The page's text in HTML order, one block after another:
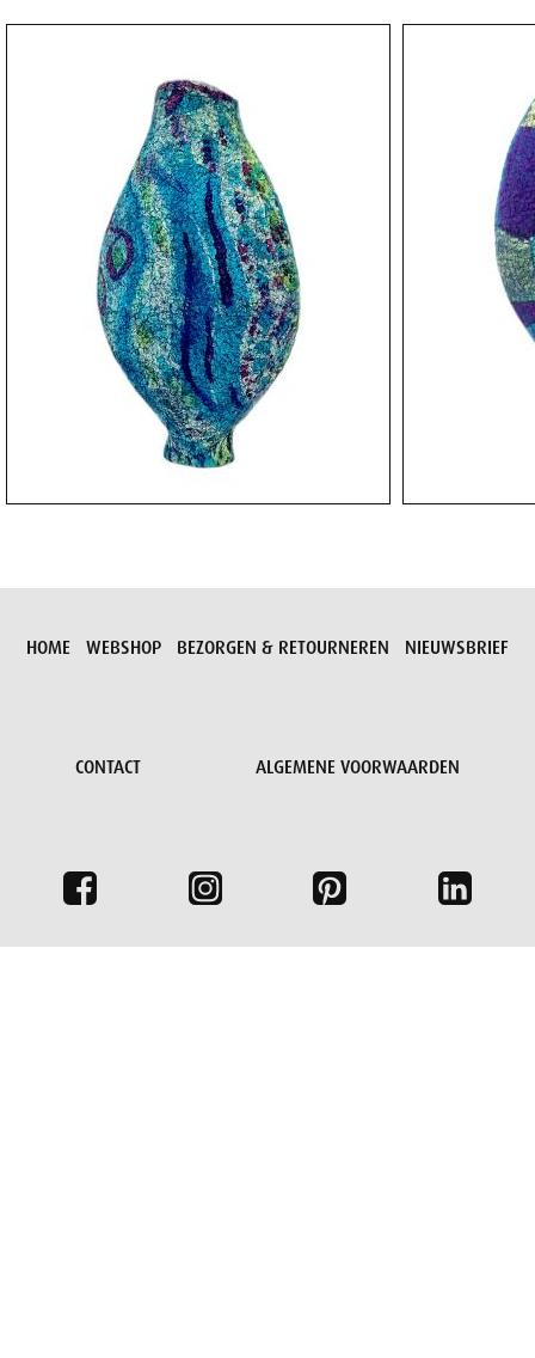
HOME WEBSHOP BEZORGEN & RETOURNEREN NIEUWSBRIEF
CONTACT ALGEMENE VOORWAARDEN